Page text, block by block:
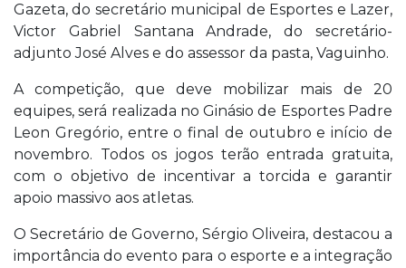
Gazeta, do secretário municipal de Esportes e Lazer,
Victor Gabriel Santana Andrade, do secretário-
adjunto José Alves e do assessor da pasta, Vaguinho.
A competição, que deve mobilizar mais de 20
equipes, será realizada no Ginásio de Esportes Padre
Leon Gregório, entre o final de outubro e início de
novembro. Todos os jogos terão entrada gratuita,
com o objetivo de incentivar a torcida e garantir
apoio massivo aos atletas.
O Secretário de Governo, Sérgio Oliveira, destacou a
importância do evento para o esporte e a integração